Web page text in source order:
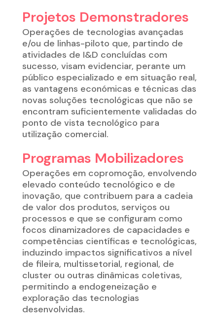
Projetos Demonstradores
Operações de tecnologias avançadas
e/ou de linhas-piloto que, partindo de
atividades de I&D concluídas com
sucesso, visam evidenciar, perante um
público especializado e em situação real,
as vantagens económicas e técnicas das
novas soluções tecnológicas que não se
encontram suficientemente validadas do
ponto de vista tecnológico para
utilização comercial.
Programas Mobilizadores
Operações em copromoção, envolvendo
elevado conteúdo tecnológico e de
inovação, que contribuem para a cadeia
de valor dos produtos, serviços ou
processos e que se configuram como
focos dinamizadores de capacidades e
competências científicas e tecnológicas,
induzindo impactos significativos a nível
de fileira, multissetorial, regional, de
cluster ou outras dinâmicas coletivas,
permitindo a endogeneização e
exploração das tecnologias
desenvolvidas.